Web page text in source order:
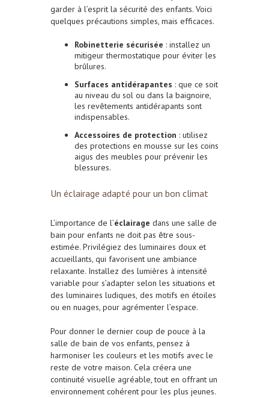
garder à l’esprit la sécurité des enfants. Voici
quelques précautions simples, mais efficaces.
Robinetterie sécurisée : installez un
mitigeur thermostatique pour éviter les
brûlures.
Surfaces antidérapantes : que ce soit
au niveau du sol ou dans la baignoire,
les revêtements antidérapants sont
indispensables.
Accessoires de protection : utilisez
des protections en mousse sur les coins
aigus des meubles pour prévenir les
blessures.
Un éclairage adapté pour un bon climat
L’importance de l’éclairage dans une salle de
bain pour enfants ne doit pas être sous-
estimée. Privilégiez des luminaires doux et
accueillants, qui favorisent une ambiance
relaxante. Installez des lumières à intensité
variable pour s’adapter selon les situations et
des luminaires ludiques, des motifs en étoiles
ou en nuages, pour agrémenter l’espace.
Pour donner le dernier coup de pouce à la
salle de bain de vos enfants, pensez à
harmoniser les couleurs et les motifs avec le
reste de votre maison. Cela créera une
continuité visuelle agréable, tout en offrant un
environnement cohérent pour les plus jeunes.